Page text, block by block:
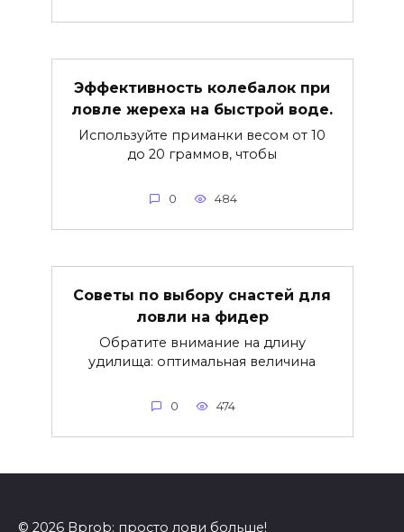
Эффективность колебалок при
ловле жереха на быстрой воде.
Используйте приманки весом от 10
до 20 граммов, чтобы
0 484
Советы по выбору снастей для
ловли на фидер
Обратите внимание на длину
удилища: оптимальная величина
0 474
© 2026 Bprob: просто лови больше!